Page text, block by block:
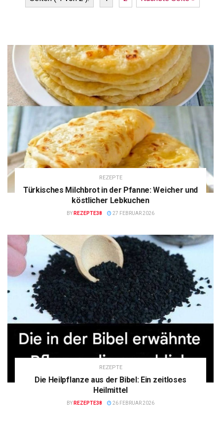
REZEPTE
Türkisches Milchbrot in der Pfanne: Weicher und
köstlicher Lebkuchen
BY REZEPTE38 27 FEBRUAR 2026
REZEPTE
Die Heilpflanze aus der Bibel: Ein zeitloses
Heilmittel
BY REZEPTE38 26 FEBRUAR 2026